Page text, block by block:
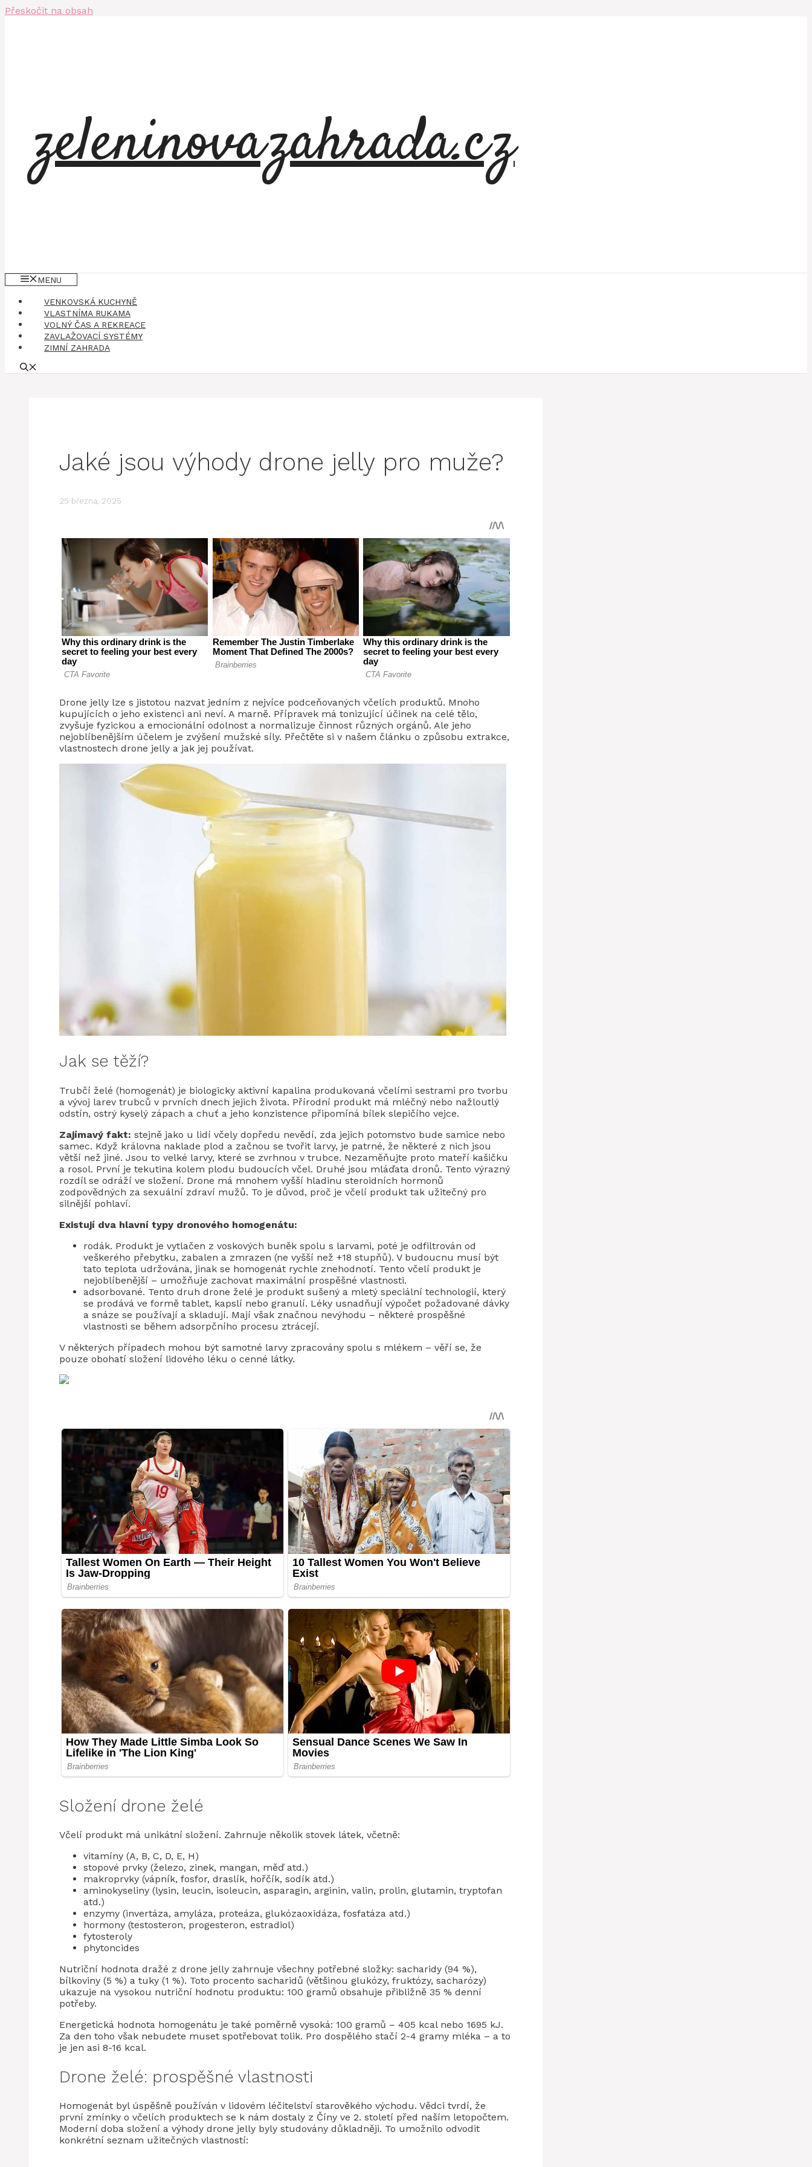
Přeskočit na obsah
zeleninovazahrada.cz
MENU
VENKOVSKÁ KUCHYNĚ
VLASTNÍMA RUKAMA
VOLNÝ ČAS A REKREACE
ZAVLAŽOVACÍ SYSTÉMY
ZIMNÍ ZAHRADA
Jaké jsou výhody drone jelly pro muže?
25 března, 2025
Drone jelly lze s jistotou nazvat jedním z nejvíce podceňovaných včelích produktů. Mnoho
kupujících o jeho existenci ani neví. A marně. Přípravek má tonizující účinek na celé tělo,
zvyšuje fyzickou a emocionální odolnost a normalizuje činnost různých orgánů. Ale jeho
nejoblíbenějším účelem je zvýšení mužské síly. Přečtěte si v našem článku o způsobu extrakce,
vlastnostech drone jelly a jak jej používat.
Jak se těží?
Trubčí želé (homogenát) je biologicky aktivní kapalina produkovaná včelími sestrami pro tvorbu
a vývoj larev trubců v prvních dnech jejich života. Přírodní produkt má mléčný nebo nažloutlý
odstín, ostrý kyselý zápach a chuť a jeho konzistence připomíná bílek slepičího vejce.
Zajímavý fakt: stejně jako u lidí včely dopředu nevědí, zda jejich potomstvo bude samice nebo
samec. Když královna naklade plod a začnou se tvořit larvy, je patrné, že některé z nich jsou
větší než jiné. Jsou to velké larvy, které se zvrhnou v trubce. Nezaměňujte proto mateří kašičku
a rosol. První je tekutina kolem plodu budoucích včel. Druhé jsou mláďata dronů. Tento výrazný
rozdíl se odráží ve složení. Drone má mnohem vyšší hladinu steroidních hormonů
zodpovědných za sexuální zdraví mužů. To je důvod, proč je včelí produkt tak užitečný pro
silnější pohlaví.
Existují dva hlavní typy dronového homogenátu:
rodák. Produkt je vytlačen z voskových buněk spolu s larvami, poté je odfiltrován od
veškerého přebytku, zabalen a zmrazen (ne vyšší než +18 stupňů). V budoucnu musí být
tato teplota udržována, jinak se homogenát rychle znehodnotí. Tento včelí produkt je
nejoblíbenější – umožňuje zachovat maximální prospěšné vlastnosti.
adsorbované. Tento druh drone želé je produkt sušený a mletý speciální technologií, který
se prodává ve formě tablet, kapslí nebo granulí. Léky usnadňují výpočet požadované dávky
a snáze se používají a skladují. Mají však značnou nevýhodu – některé prospěšné
vlastnosti se během adsorpčního procesu ztrácejí.
V některých případech mohou být samotné larvy zpracovány spolu s mlékem – věří se, že
pouze obohatí složení lidového léku o cenné látky.
Složení drone želé
Včelí produkt má unikátní složení. Zahrnuje několik stovek látek, včetně:
vitamíny (A, B, C, D, E, H)
stopové prvky (železo, zinek, mangan, měď atd.)
makroprvky (vápník, fosfor, draslík, hořčík, sodík atd.)
aminokyseliny (lysin, leucin, isoleucin, asparagin, arginin, valin, prolin, glutamin, tryptofan
atd.)
enzymy (invertáza, amyláza, proteáza, glukózaoxidáza, fosfatáza atd.)
hormony (testosteron, progesteron, estradiol)
fytosteroly
phytoncides
Nutriční hodnota dražé z drone jelly zahrnuje všechny potřebné složky: sacharidy (94 %),
bílkoviny (5 %) a tuky (1 %). Toto procento sacharidů (většinou glukózy, fruktózy, sacharózy)
ukazuje na vysokou nutriční hodnotu produktu: 100 gramů obsahuje přibližně 35 % denní
potřeby.
Energetická hodnota homogenátu je také poměrně vysoká: 100 gramů – 405 kcal nebo 1695 kJ.
Za den toho však nebudete muset spotřebovat tolik. Pro dospělého stačí 2-4 gramy mléka – a to
je jen asi 8-16 kcal.
Drone želé: prospěšné vlastnosti
Homogenát byl úspěšně používán v lidovém léčitelství starověkého východu. Vědci tvrdí, že
první zmínky o včelích produktech se k nám dostaly z Číny ve 2. století před naším letopočtem.
Moderní doba složení a výhody drone jelly byly studovány důkladněji. To umožnilo odvodit
konkrétní seznam užitečných vlastností: